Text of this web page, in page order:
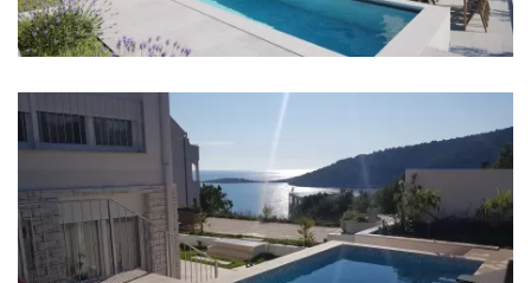
Meer: 120 m
Strand: Varoš Beach 1,3 km
Restaurant: 2 km
Bar: 2 km